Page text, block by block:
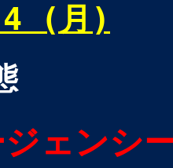
(月)
ェンシ